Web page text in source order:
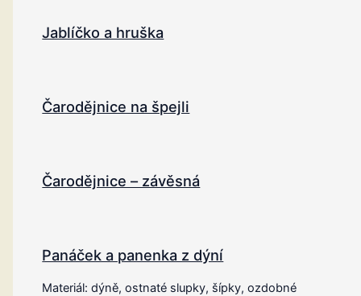
Jablíčko a hruška
Čarodějnice na špejli
Čarodějnice – závěsná
Panáček a panenka z dýní
Materiál: dýně, ostnaté slupky, šípky, ozdobné